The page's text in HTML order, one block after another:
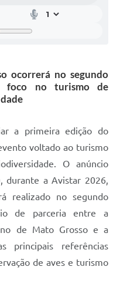
ocorrerá no segundo
foco no turismo de
a primeira edição do
voltado ao turismo
O anúncio
durante a Avistar 2026,
realizado no segundo
de parceria entre a
de Mato Grosso e a
principais referências
de aves e turismo